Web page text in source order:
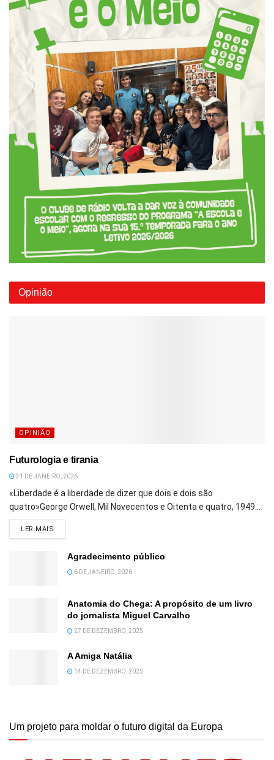
Opinião
OPINIÃO
Futurologia e tirania
31 DE JANEIRO, 2026
«Liberdade é a liberdade de dizer que dois e dois são
quatro»George Orwell, Mil Novecentos e Oitenta e quatro, 1949...
LER MAIS
Agradecimento público
6 DE JANEIRO, 2026
Anatomia do Chega: A propósito de um livro
do jornalista Miguel Carvalho
27 DE DEZEMBRO, 2025
A Amiga Natália
14 DE DEZEMBRO, 2025
Um projeto para moldar o futuro digital da Europa